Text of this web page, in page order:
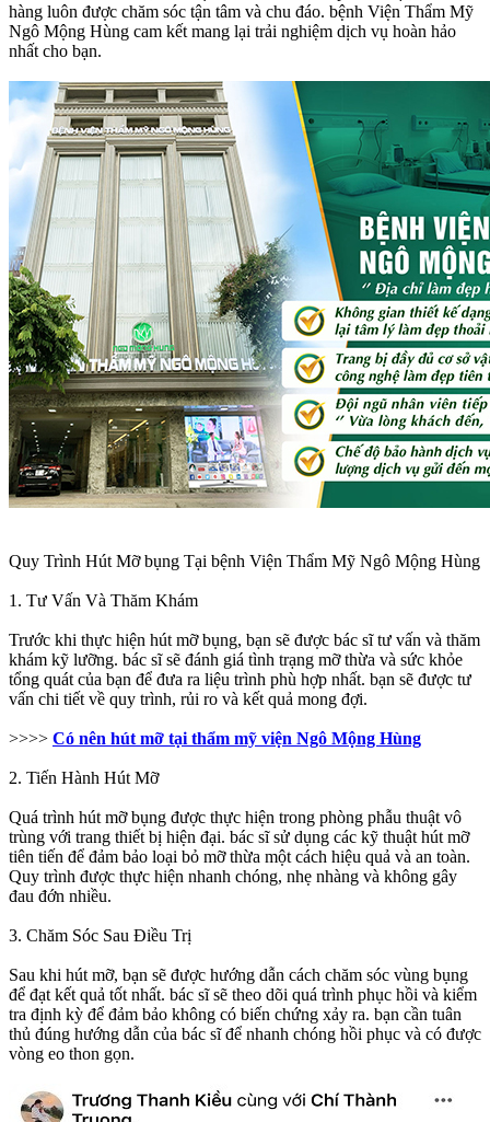
hàng luôn được chăm sóc tận tâm và chu đáo. bệnh Viện Thẩm Mỹ
Ngô Mộng Hùng cam kết mang lại trải nghiệm dịch vụ hoàn hảo
nhất cho bạn.
Quy Trình Hút Mỡ bụng Tại bệnh Viện Thẩm Mỹ Ngô Mộng Hùng
1. Tư Vấn Và Thăm Khám
Trước khi thực hiện hút mỡ bụng, bạn sẽ được bác sĩ tư vấn và thăm
khám kỹ lưỡng. bác sĩ sẽ đánh giá tình trạng mỡ thừa và sức khỏe
tổng quát của bạn để đưa ra liệu trình phù hợp nhất. bạn sẽ được tư
vấn chi tiết về quy trình, rủi ro và kết quả mong đợi.
>>>> Có nên hút mỡ tại thẩm mỹ viện Ngô Mộng Hùng
2. Tiến Hành Hút Mỡ
Quá trình hút mỡ bụng được thực hiện trong phòng phẫu thuật vô
trùng với trang thiết bị hiện đại. bác sĩ sử dụng các kỹ thuật hút mỡ
tiên tiến để đảm bảo loại bỏ mỡ thừa một cách hiệu quả và an toàn.
Quy trình được thực hiện nhanh chóng, nhẹ nhàng và không gây
đau đớn nhiều.
3. Chăm Sóc Sau Điều Trị
Sau khi hút mỡ, bạn sẽ được hướng dẫn cách chăm sóc vùng bụng
để đạt kết quả tốt nhất. bác sĩ sẽ theo dõi quá trình phục hồi và kiểm
tra định kỳ để đảm bảo không có biến chứng xảy ra. bạn cần tuân
thủ đúng hướng dẫn của bác sĩ để nhanh chóng hồi phục và có được
vòng eo thon gọn.